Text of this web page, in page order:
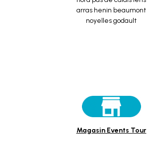
Magasin Events Tour